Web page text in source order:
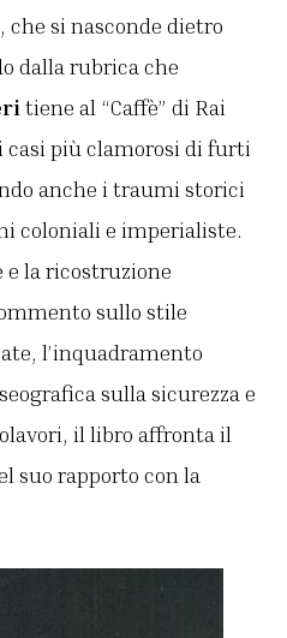
che si nasconde dietro
dalla rubrica che
tiene al “Caffè” di Rai
più clamorosi di furti
anche i traumi storici
coloniali e imperialiste.
e la ricostruzione
sullo stile
l’inquadramento
sulla sicurezza e
il libro affronta il
suo rapporto con la